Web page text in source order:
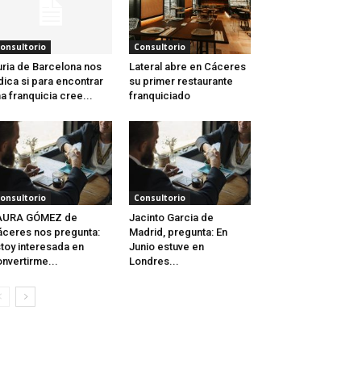
de Barcelona nos
si para encontrar
franquicia cree...
Consultorio
Lateral abre en Cáceres
su primer restaurante
franquiciado
GÓMEZ de
nos pregunta:
interesada en
Consultorio
Jacinto Garcia de
Madrid, pregunta: En
Junio estuve en
Londres...